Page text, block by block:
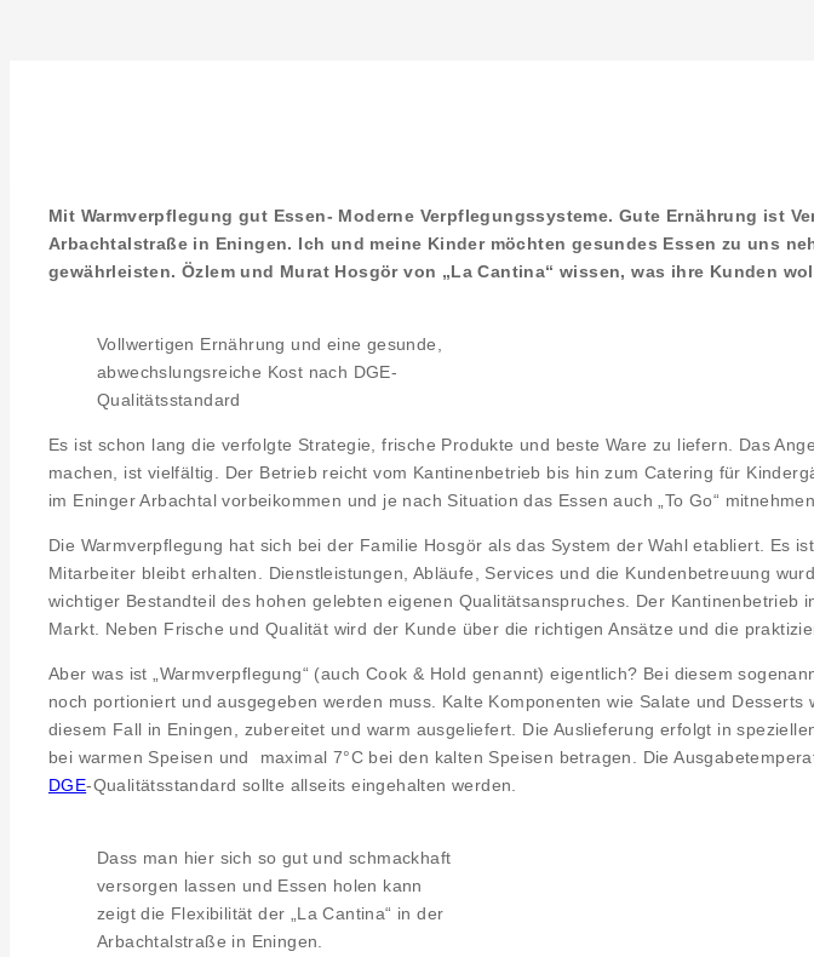
Mit Warmverpflegung gut Essen- Moderne Verpflegungssysteme. Gute Ernährung ist
Arbachtalstraße in Eningen. Ich und meine Kinder möchten gesundes Essen zu uns
gewährleisten. Özlem und Murat Hosgör von „La Cantina“ wissen, was ihre Kunden
Vollwertigen Ernährung und eine gesunde,
abwechslungsreiche Kost nach DGE-
Qualitätsstandard
Es ist schon lang die verfolgte Strategie, frische Produkte und beste Ware zu liefern. Das
machen, ist vielfältig. Der Betrieb reicht vom Kantinenbetrieb bis hin zum Catering für
im Eninger Arbachtal vorbeikommen und je nach Situation das Essen auch „To Go“ mitnehmen.
Die Warmverpflegung hat sich bei der Familie Hosgör als das System der Wahl etabliert. Es
Mitarbeiter bleibt erhalten. Dienstleistungen, Abläufe, Services und die Kundenbetreuung
wichtiger Bestandteil des hohen gelebten eigenen Qualitätsanspruches. Der
Markt. Neben Frische und Qualität wird der Kunde über die richtigen Ansätze und die
Aber was ist „Warmverpflegung“ (auch Cook & Hold genannt) eigentlich? Bei diesem
noch portioniert und ausgegeben werden muss. Kalte Komponenten wie Salate und
diesem Fall in Eningen, zubereitet und warm ausgeliefert. Die Auslieferung erfolgt in
bei warmen Speisen und maximal 7°C bei den kalten Speisen betragen. Die
DGE-Qualitätsstandard sollte allseits eingehalten werden.
Dass man hier sich so gut und schmackhaft
versorgen lassen und Essen holen kann
zeigt die Flexibilität der „La Cantina“ in der
Arbachtalstraße in Eningen.